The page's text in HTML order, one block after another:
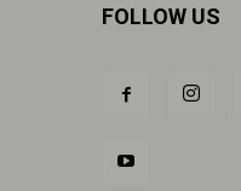
FOLLOW US